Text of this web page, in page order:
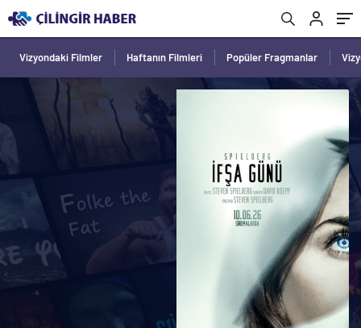
Vizyondaki Filmler Haftanın Filmleri Popüler Fragmanlar